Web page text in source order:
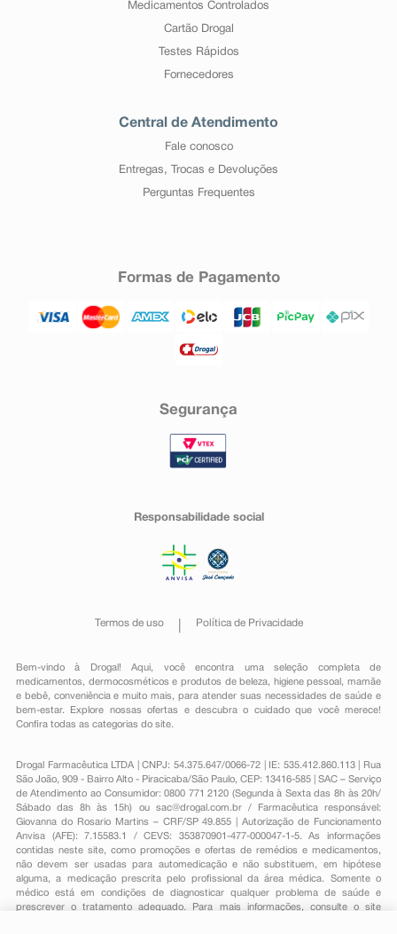
Medicamentos Controlados
Cartão Drogal
Testes Rápidos
Fornecedores
Central de Atendimento
Fale conosco
Entregas, Trocas e Devoluções
Perguntas Frequentes
Formas de Pagamento
Segurança
Responsabilidade social
Termos de uso Política de Privacidade
Bem-vindo à Drogal! Aqui, você encontra uma seleção completa de
medicamentos , dermocosméticos e produtos de beleza, higiene pessoal ,mamãe
e bebê, conveniênciae muito mais, para atender suas necessidades de saúde e
bem-estar. Explore nossas ofertas e descubra o cuidado que você merece!
Confira todas as categorias do site.
Drogal Farmacêutica LTDA | CNPJ: 54.375.647/0066-72 | IE: 535.412.860.113 | Rua
São João, 909 - Bairro Alto - Piracicaba/São Paulo, CEP: 13416-585 | SAC – Serviço
de Atendimento ao Consumidor: 0800 771 2120 (Segunda à Sexta das 8h às 20h/
Sábado das 8h às 15h) ou sac@drogal.com.br/ Farmacêutica responsável:
Giovanna do Rosario Martins – CRF/SP 49.855 | Autorização de Funcionamento
Anvisa (AFE): 7.15583.1 / CEVS: 353870901-477-000047-1-5. As informações
contidas neste site, como promoções e ofertas de remédios e medicamentos,
não devem ser usadas para automedicação e não substituem, em hipótese
alguma, a medicação prescrita pelo profissional da área médica. Somente o
médico está em condições de diagnosticar qualquer problema de saúde e
prescrever o tratamento adequado. Para mais informações, consulte o site